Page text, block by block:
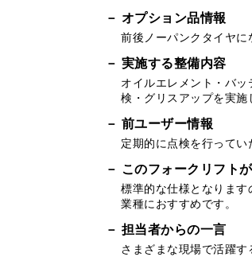
オプション品情報
前後ノーパンクタイヤに
実施する整備内容
オイルエレメント・バ
検・グリスアップを実施
前ユーザー情報
定期的に点検を行ってい
このフォークリフト
標準的な仕様となりま
業種におすすめです。
担当者からの一言
さまざまな現場で活躍